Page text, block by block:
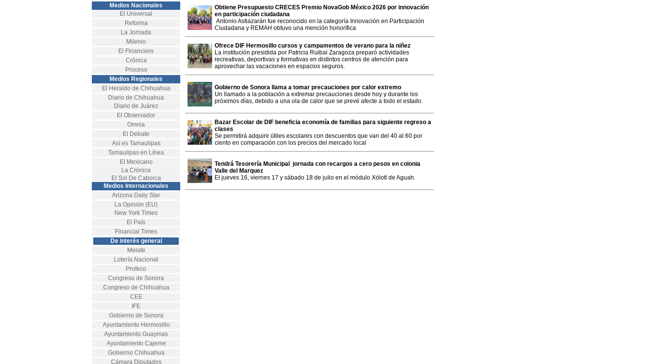
Medios Nacionales
El Universal
Reforma
La Jornada
Milenio
El Financiero
Crónica
Proceso
Medios Regionales
El Heraldo de Chihuahua
Diario de Chihuahua
Diario de Juárez
El Observador
Omnia
El Debate
Así es Tamaulipas
Tamaulipas en Línea
El Mexicano
La Crónica
El Sol De Caborca
Medios Internacionales
Arizona Daily Star
La Opinión (EU)
New York Times
El País
Financial Times
De interés general
Melate
Lotería Nacional
Profeco
Congreso de Sonora
Congreso de Chihuahua
CEE
IFE
Gobierno de Sonora
Ayuntamiento Hermosillo
Ayuntamiento Guaymas
Ayuntamiento Cajeme
Gobierno Chihuahua
Cámara Diputados
Obtiene Presupuesto CRECES Premio NovaGob México 2026 por innovación
en participación ciudadana
Antonio Astiazarán fue reconocido en la categoría Innovación en Participación
Ciudadana y REMAH obtuvo una mención honorífica
Ofrece DIF Hermosillo cursos y campamentos de verano para la niñez
La institución presidida por Patricia Ruibal Zaragoza preparó actividades
recreativas, deportivas y formativas en distintos centros de atención para
aprovechar las vacaciones en espacios seguros.
Gobierno de Sonora llama a tomar precauciones por calor extremo
Un llamado a la población a extremar precauciones desde hoy y durante los
próximos días, debido a una ola de calor que se prevé afecte a todo el estado.
Bazar Escolar de DIF beneficia economía de familias para siguiente regreso a
clases
Se permitirá adquirir útiles escolares con descuentos que van del 40 al 60 por
ciento en comparación con los precios del mercado local
Tendrá Tesorería Municipal jornada con recargos a cero pesos en colonia
Valle del Marquez
El jueves 16, viernes 17 y sábado 18 de julio en el módulo Xólotl de Aguah.